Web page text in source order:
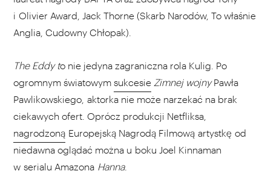
i Olivier Award, Jack Thorne (Skarb Narodów, To właśnie
Anglia, Cudowny Chłopak).
The Eddy to nie jedyna zagraniczna rola Kulig. Po
ogromnym światowym sukcesie Zimnej wojnyPawła
Pawlikowskiego, aktorka nie może narzekać na brak
ciekawych ofert. Oprócz produkcji Netfliksa,
nagrodzoną Europejską Nagrodą Filmową artystkę od
niedawna oglądać można u boku Joel Kinnaman
w serialu Amazona Hanna.